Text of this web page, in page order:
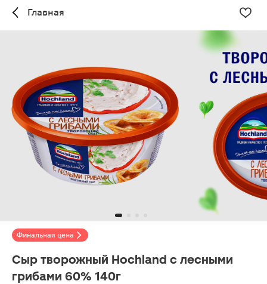
Главная
Финальная цена
Сыр творожный Hochland с лесными
грибами 60% 140г